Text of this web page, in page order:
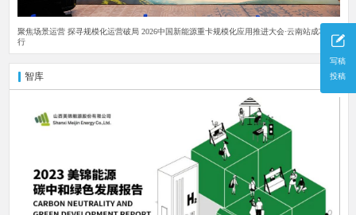
写稿
投稿
聚焦场景运营 探寻规模化运营破局 2026中国新能源重卡规模化应用推进大会·云南站成功举
行
智库 更多